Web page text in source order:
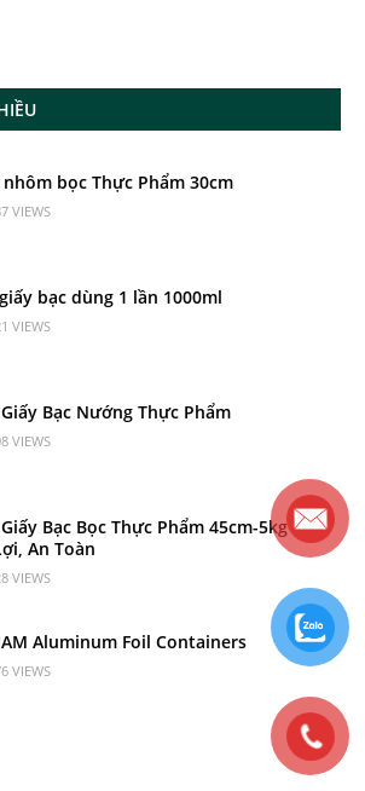
nhôm bọc Thực Phẩm 30cm
VIEWS
bạc dùng 1 lần 1000ml
VIEWS
Bạc Nướng Thực Phẩm
VIEWS
Bạc Bọc Thực Phẩm 45cm-5kg Cực
An Toàn
VIEWS
Aluminum Foil Containers
VIEWS